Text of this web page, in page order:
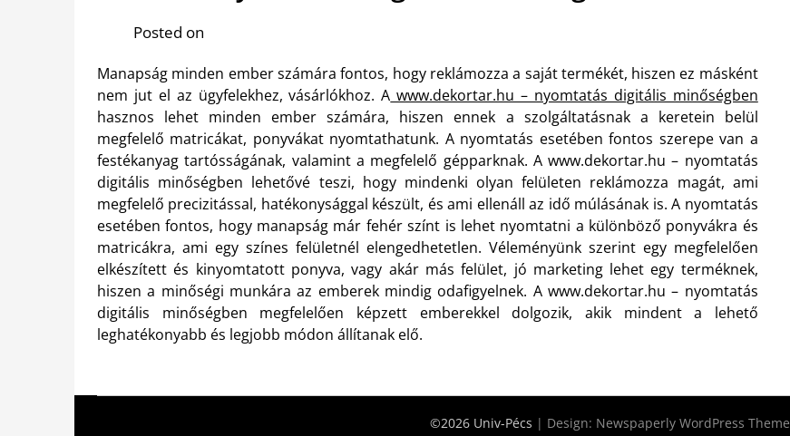
Posted on
Manapság minden ember számára fontos, hogy reklámozza a saját termékét, hiszen ez másként
nem jut el az ügyfelekhez, vásárlókhoz. A www.dekortar.hu – nyomtatás digitális minőségben
hasznos lehet minden ember számára, hiszen ennek a szolgáltatásnak a keretein belül
megfelelő matricákat, ponyvákat nyomtathatunk. A nyomtatás esetében fontos szerepe van a
festékanyag tartósságának, valamint a megfelelő gépparknak. A www.dekortar.hu – nyomtatás
digitális minőségben lehetővé teszi, hogy mindenki olyan felületen reklámozza magát, ami
megfelelő precizitással, hatékonysággal készült, és ami ellenáll az idő múlásának is. A nyomtatás
esetében fontos, hogy manapság már fehér színt is lehet nyomtatni a különböző ponyvákra és
matricákra, ami egy színes felületnél elengedhetetlen. Véleményünk szerint egy megfelelően
elkészített és kinyomtatott ponyva, vagy akár más felület, jó marketing lehet egy terméknek,
hiszen a minőségi munkára az emberek mindig odafigyelnek. A www.dekortar.hu – nyomtatás
digitális minőségben megfelelően képzett emberekkel dolgozik, akik mindent a lehető
leghatékonyabb és legjobb módon állítanak elő.
©2026 Univ-Pécs | Design: Newspaperly WordPress Theme